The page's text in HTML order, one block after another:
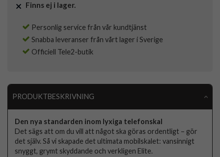
Finns ej i lager.
Personlig service från vår kundtjänst
Snabba leveranser från vårt lager i Sverige
Officiell Tele2-butik
PRODUKTBESKRIVNING
Den nya standarden inom lyxiga telefonskal
Det sägs att om du vill att något ska göras ordentligt – gör
det själv. Så vi skapade det ultimata mobilskalet: vansinnigt
snyggt, grymt skyddande och verkligen Elite.